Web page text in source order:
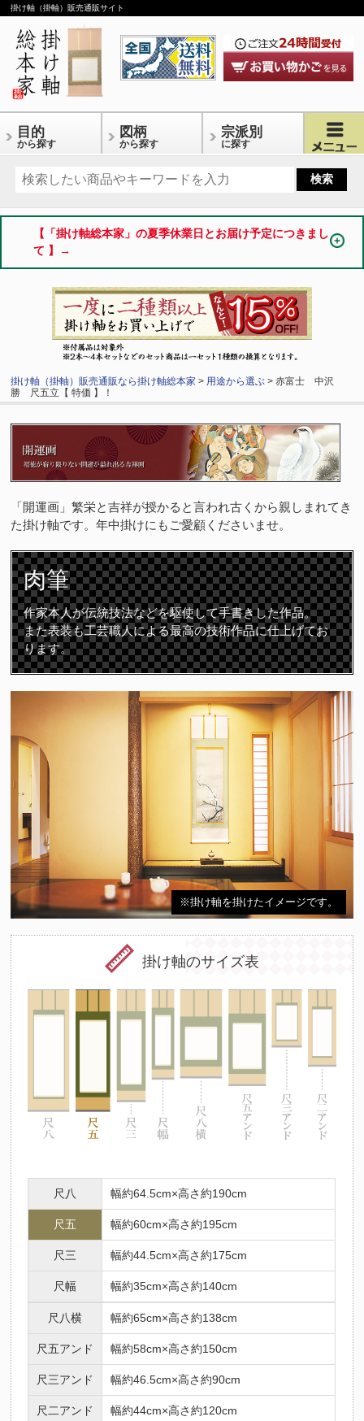
掛け軸（掛軸）販売通販サイト
目的
から探す
図柄
から探す
宗派別
に探す
【「掛け軸総本家」の夏季休業日とお届け予定につきまし
て 】→
掛け軸（掛軸）販売通販なら掛け軸総本家 > 用途から選ぶ > 赤富士 中沢
勝 尺五立【 特価 】！
「開運画」繁栄と吉祥が授かると言われ古くから親しまれてき
た掛け軸です。年中掛けにもご愛顧くださいませ。
肉筆
作家本人が伝統技法などを駆使して手書きした作品。
また表装も工芸職人による最高の技術作品に仕上げてお
ります。
※掛け軸を掛けたイメージです。
掛け軸のサイズ表
尺八 幅約64.5cm×高さ約190cm
尺五 幅約60cm×高さ約195cm
尺三 幅約44.5cm×高さ約175cm
尺幅 幅約35cm×高さ約140cm
尺八横 幅約65cm×高さ約138cm
尺五アンド 幅約58cm×高さ約150cm
尺三アンド 幅約46.5cm×高さ約90cm
尺二アンド 幅約44cm×高さ約120cm